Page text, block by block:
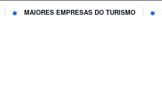
MAIORES EMPRESAS DO TURISMO